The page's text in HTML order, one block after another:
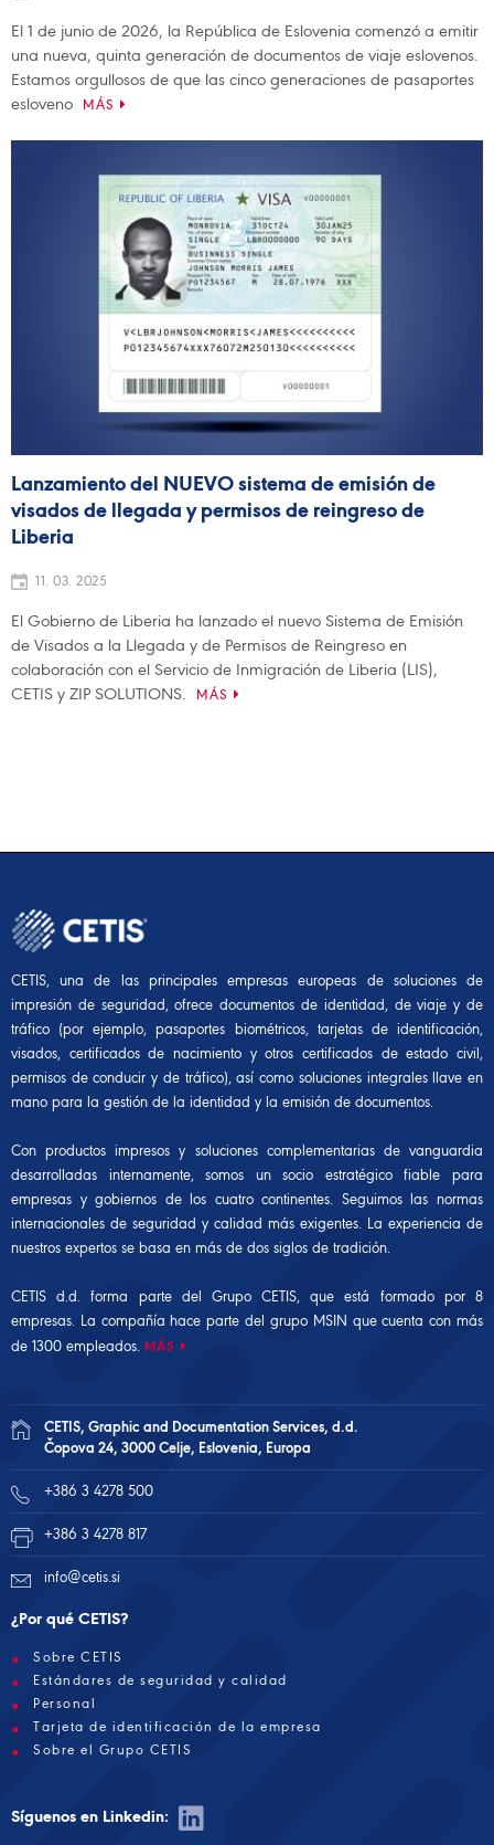
El 1 de junio de 2026, la República de Eslovenia comenzó a emitir
una nueva, quinta generación de documentos de viaje eslovenos.
Estamos orgullosos de que las cinco generaciones de pasaportes
esloveno
MÁS
Lanzamiento del NUEVO sistema de emisión de
visados de llegada y permisos de reingreso de
Liberia
11. 03. 2025
El Gobierno de Liberia ha lanzado el nuevo Sistema de Emisión
de Visados a la Llegada y de Permisos de Reingreso en
colaboración con el Servicio de Inmigración de Liberia (LIS),
CETIS y ZIP SOLUTIONS.
MÁS
CETIS, una de las principales empresas europeas de soluciones de
impresión de seguridad, ofrece documentos de identidad, de viaje y de
tráfico (por ejemplo, pasaportes biométricos, tarjetas de identificación,
visados, certificados de nacimiento y otros certificados de estado civil,
permisos de conducir y de tráfico), así como soluciones integrales llave en
mano para la gestión de la identidad y la emisión de documentos.
Con productos impresos y soluciones complementarias de vanguardia
desarrolladas internamente, somos un socio estratégico fiable para
empresas y gobiernos de los cuatro continentes. Seguimos las normas
internacionales de seguridad y calidad más exigentes. La experiencia de
nuestros expertos se basa en más de dos siglos de tradición.
CETIS d.d. forma parte del Grupo CETIS, que está formado por 8
empresas. La compañía hace parte del grupo MSIN que cuenta con más
de 1300 empleados. MÁS
CETIS, Graphic and Documentation Services, d.d.
Čopova 24, 3000 Celje, Eslovenia, Europa
+386 3 4278 500
+386 3 4278 817
info@cetis.si
¿Por qué CETIS?
Sobre CETIS
Estándares de seguridad y calidad
Personal
Tarjeta de identificación de la empresa
Sobre el Grupo CETIS
Síguenos en Linkedin: